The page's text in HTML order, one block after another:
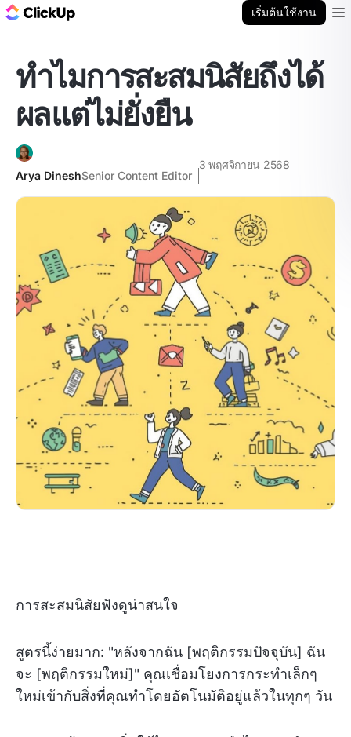
เริ่มต้นใช้งาน
ทำไมการสะสมนิสัยถึงได้
ผลแต่ไม่ยั่งยืน
Arya DineshSenior Content Editor
3 พฤศจิกายน 2568
การสะสมนิสัยฟังดูน่าสนใจ
สูตรนี้ง่ายมาก: "หลังจากฉัน [พฤติกรรมปัจจุบัน] ฉัน
จะ [พฤติกรรมใหม่]" คุณเชื่อมโยงการกระทำเล็กๆ
ใหม่เข้ากับสิ่งที่คุณทำโดยอัตโนมัติอยู่แล้วในทุกๆ วัน